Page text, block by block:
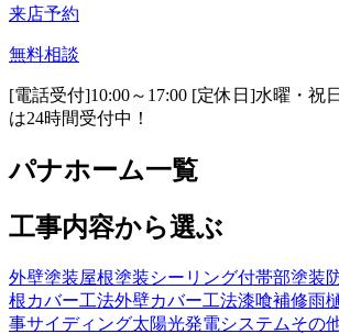
来店予約
無料相談
[電話受付]10:00～17:00 [定休日]水曜・
は24時間受付中！
パナホーム一覧
工事内容から選ぶ
外壁塗装屋根塗装シーリング付帯部塗装
根カバー工法外壁カバー工法漆喰補修雨
事サイディング太陽光発電システムその